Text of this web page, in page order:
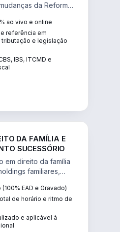
da Reforma
cenário.
ao vivo e online
referência em
e legislação
IBS, ITCMD e
DA FAMÍLIA E
SUCESSÓRIO
em direito da família
familiares,
EAD e Gravado)
de horário e ritmo de
e aplicável à